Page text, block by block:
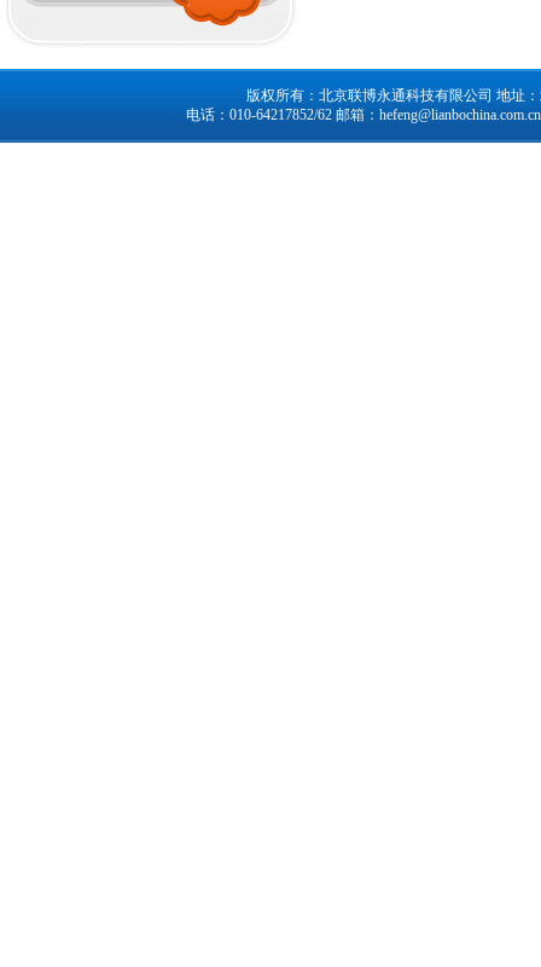
版权所有：北京联博永通科技有限公司 地址
电话：010-64217852/62 邮箱： hefeng@lianbochina.com.cn